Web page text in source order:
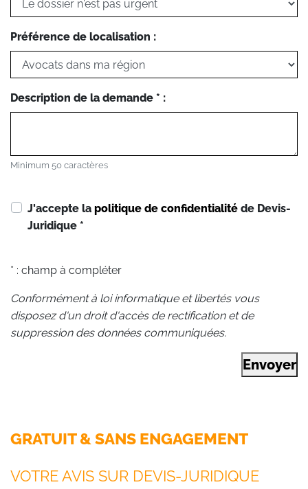
Préférence de localisation :
Description de la demande * :
Minimum 50 caractères
J'accepte la politique de confidentialité de Devis-
Juridique *
* : champ à compléter
Conformément à loi informatique et libertés vous
disposez d'un droit d'accès de rectification et de
suppression des données communiquées.
Envoyer
GRATUIT & SANS ENGAGEMENT
VOTRE AVIS SUR DEVIS-JURIDIQUE